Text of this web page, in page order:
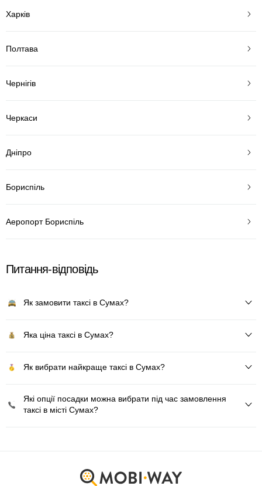
Харків
Полтава
Чернігів
Черкаси
Дніпро
Бориспіль
Аеропорт Бориспіль
Питання-відповідь
Як замовити таксі в Сумах?
Яка ціна таксі в Сумах?
Як вибрати найкраще таксі в Сумах?
Які опції посадки можна вибрати під час замовлення
таксі в місті Сумах?